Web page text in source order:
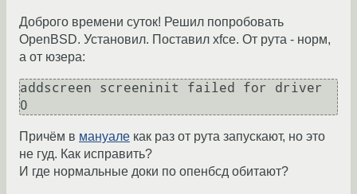
Доброго времени суток! Решил попробовать
OpenBSD. Установил. Поставил xfce. От рута - норм,
а от юзера:
addscreen screeninit failed for driver
0
Причём в мануале как раз от рута запускают, но это
не гуд. Как исправить?
И где нормальные доки по опенбсд обитают?